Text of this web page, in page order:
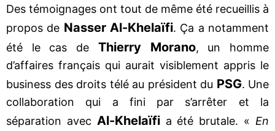
Des témoignages ont tout de même été recueillis à
propos de Nasser Al-Khelaïfi. Ça a notamment
été le cas de Thierry Morano, un homme
d’affaires français qui aurait visiblement appris le
business des droits télé au président du PSG. Une
collaboration qui a fini par s’arrêter et la
séparation avec Al-Khelaïfia été brutale. « En